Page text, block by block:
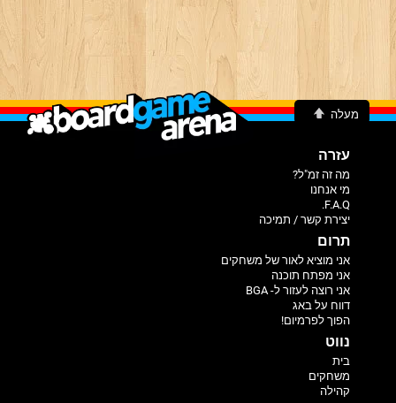
מעלה
עזרה
מה זה זמ"ל?
מי אנחנו
F.A.Q.
יצירת קשר / תמיכה
תרום
אני מוציא לאור של משחקים
אני מפתח תוכנה
אני רוצה לעזור ל- BGA
דווח על באג
הפוך לפרמיום!
נווט
בית
משחקים
קהילה